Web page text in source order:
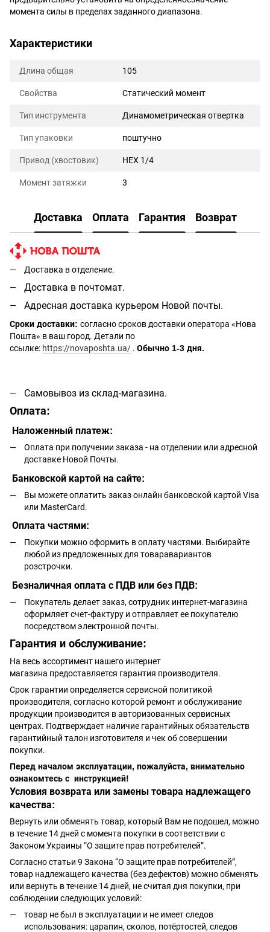
момента силы в пределах заданного диапазона.
Характеристики
Длина общая 105
Свойства Статический момент
Тип инструмента Динамометрическая отвертка
Тип упаковки поштучно
Привод (хвостовик) HEX 1/4
Момент затяжки 3
Доставка Оплата Гарантия Возврат
Доставка в отделение.
Доставка в почтомат.
Адресная доставка курьером Новой почты.
Сроки доставки: согласно сроков доставки оператора «Нова
Пошта» в ваш город. Детали по
ссылке: https://novaposhta.ua/ . Обычно 1-3 дня.
Самовывоз из склад-магазина.
Оплата:
Наложенный платеж:
Оплата при получении заказа - на отделении или адресной
доставке Новой Почты.
Банковской картой на сайте:
Вы можете оплатить заказ онлайн банковской картой Visa
или MasterCard.
Оплата частями:
Покупки можно оформить в оплату частями. Выбирайте
любой из предложенных для товаравариантов
розстрочки.
Безналичная оплата с ПДВ или без ПДВ:
Покупатель делает заказ, сотрудник интернет-магазина
оформляет счет-фактуру и отправляет ее покупателю
посредством электронной почты.
Гарантия и обслуживание:
На весь ассортимент нашего интернет
магазина предоставляется гарантия производителя.
Срок гарантии определяется сервисной политикой
производителя, согласно которой ремонт и обслуживание
продукции производится в авторизованных сервисных
центрах. Подтверждает наличие гарантийных обязательств
гарантийный талон изготовителя и чек об совершении
покупки.
Перед началом эксплуатации, пожалуйста, внимательно
ознакомтесь с инструкцией!
Условия возврата или замены товара надлежащего
качества:
Вернуть или обменять товар, который Вам не подошел, можно
в течение 14 дней с момента покупки в соответствии с
Законом Украины “О защите прав потребителей”.
Согласно статьи 9 Закона “О защите прав потребителей”,
товар надлежащего качества (без дефектов) можно обменять
или вернуть в течение 14 дней, не считая дня покупки, при
соблюдении следующих условий:
товар не был в эксплуатации и не имеет следов
использования: царапин, сколов, потёртостей, следов